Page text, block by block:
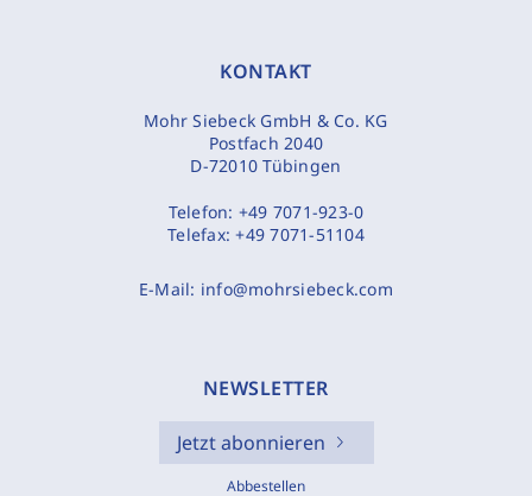
KONTAKT
Mohr Siebeck GmbH & Co. KG
Postfach 2040
D-72010 Tübingen
Telefon: +49 7071-923-0
Telefax:+49 7071-51104
E-Mail: info@mohrsiebeck.com
NEWSLETTER
Jetzt abonnieren
Abbestellen